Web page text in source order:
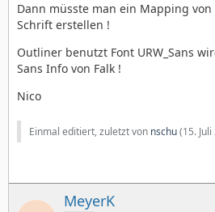
Dann müsste man ein Mapping
Schrift erstellen !
Outliner benutzt Font URW_Sans
Sans Info von Falk !
Nico
Einmal editiert, zuletzt von nschu(15.
MeyerK